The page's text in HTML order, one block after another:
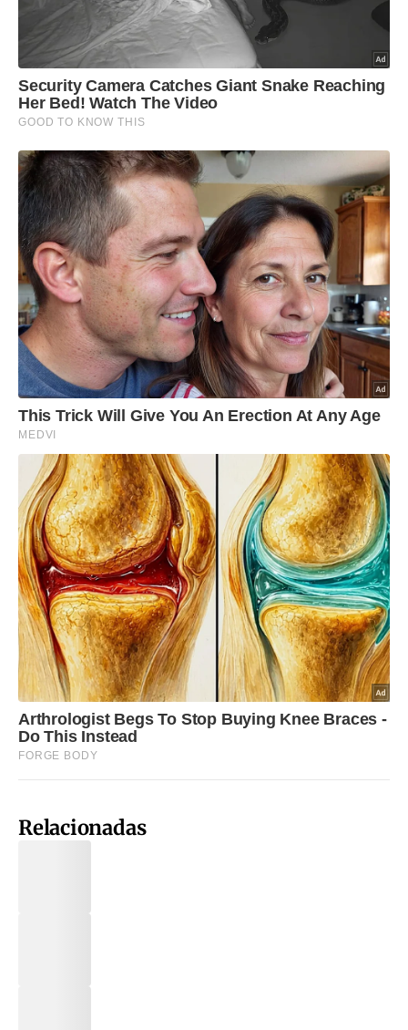
Relacionadas